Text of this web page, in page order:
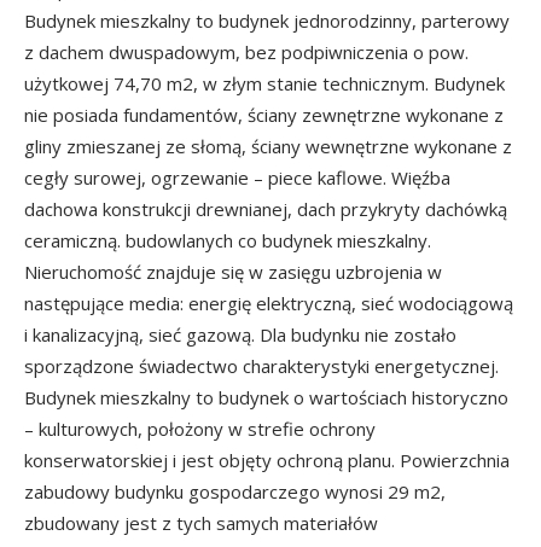
Budynek mieszkalny to budynek jednorodzinny, parterowy
z dachem dwuspadowym, bez podpiwniczenia o pow.
użytkowej 74,70 m2, w złym stanie technicznym. Budynek
nie posiada fundamentów, ściany zewnętrzne wykonane z
gliny zmieszanej ze słomą, ściany wewnętrzne wykonane z
cegły surowej, ogrzewanie – piece kaflowe. Więźba
dachowa konstrukcji drewnianej, dach przykryty dachówką
ceramiczną. budowlanych co budynek mieszkalny.
Nieruchomość znajduje się w zasięgu uzbrojenia w
następujące media: energię elektryczną, sieć wodociągową
i kanalizacyjną, sieć gazową. Dla budynku nie zostało
sporządzone świadectwo charakterystyki energetycznej.
Budynek mieszkalny to budynek o wartościach historyczno
– kulturowych, położony w strefie ochrony
konserwatorskiej i jest objęty ochroną planu. Powierzchnia
zabudowy budynku gospodarczego wynosi 29 m2,
zbudowany jest z tych samych materiałów